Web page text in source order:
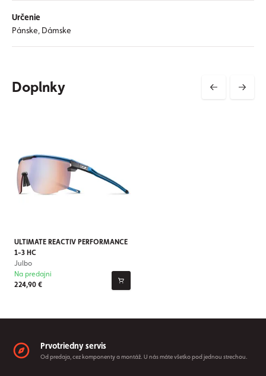
Určenie
Pánske, Dámske
Doplnky
ULTIMATE REACTIV PERFORMANCE
1-3 HC
Julbo
224,90 €
Na predajni
Prvotriedny servis
Od predaja, cez komponenty a montáž. U nás máte všetko pod jednou strechou.